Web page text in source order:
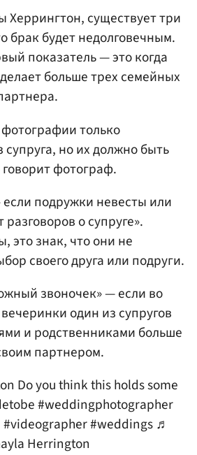
существует три
брак будет недолговечным.
показатель — это когда
больше трех семейных
только
супруга, но их должно быть
фотограф.
подружки невесты или
о супруге».
знак, что они не
своего друга или подруги.
звоночек» — если во
один из супругов
и родственниками больше
партнером.
Do you think this holds some
#weddingphotographer
#videographer#weddings ♬
Herrington